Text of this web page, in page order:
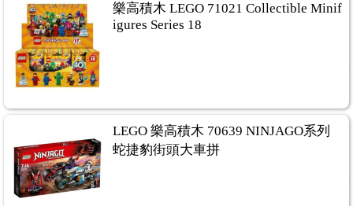
樂高積木 LEGO 71021 Collectible Minif
igures Series 18
LEGO 樂高積木 70639 NINJAGO系列
蛇捷豹街頭大車拼